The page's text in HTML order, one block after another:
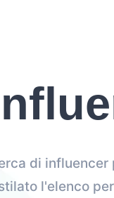
di
l'elenco